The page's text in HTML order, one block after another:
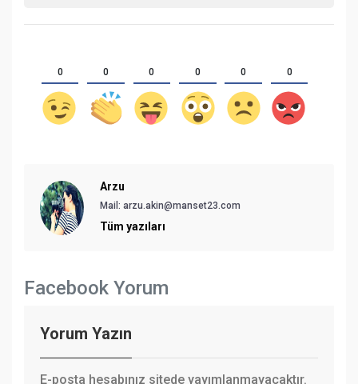
0 0 0 0 0 0
Arzu
Mail: arzu.akin@manset23.com
Tüm yazıları
Facebook Yorum
Yorum Yazın
E-posta hesabınız sitede yayımlanmayacaktır.